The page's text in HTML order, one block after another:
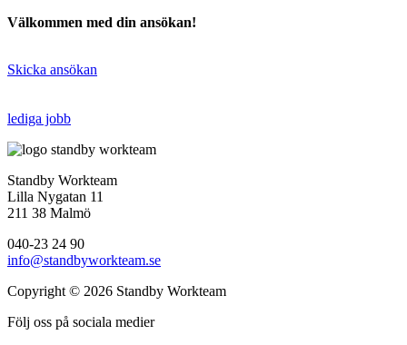
Välkommen med din ansökan!
Skicka ansökan
lediga jobb
Standby Workteam
Lilla Nygatan 11
211 38 Malmö
040-23 24 90
info@standbyworkteam.se
Copyright © 2026 Standby Workteam
Följ oss på sociala medier